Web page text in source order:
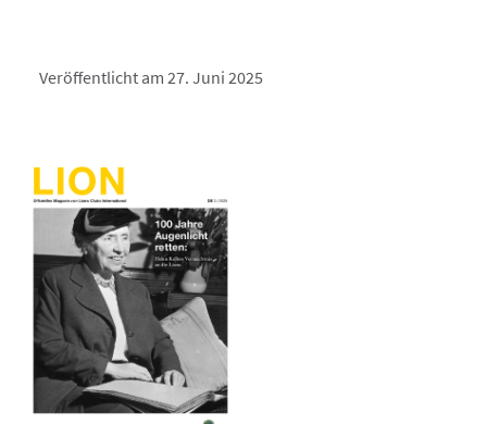
Veröffentlicht am 27. Juni 2025